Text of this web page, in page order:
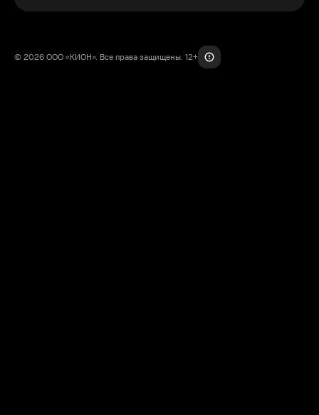
© 2026 ООО «КИОН». Все права защищены. 12+